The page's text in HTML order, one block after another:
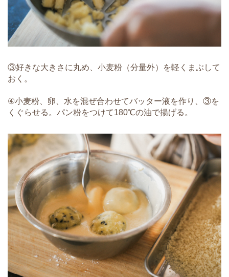
③好きな大きさに丸め、小麦粉（分量外）を軽くまぶして
おく。
④小麦粉、卵、水を混ぜ合わせてバッター液を作り、③を
くぐらせる。パン粉をつけて180℃の油で揚げる。